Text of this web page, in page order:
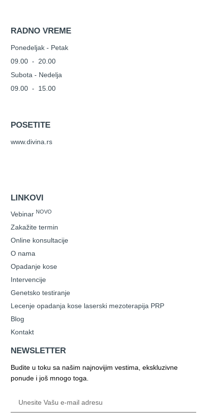
RADNO VREME
Ponedeljak - Petak
09.00 - 20.00
Subota - Nedelja
09.00 - 15.00
POSETITE
www.divina.rs
LINKOVI
Vebinar NOVO
Zakažite termin
Online konsultacije
O nama
Opadanje kose
Intervencije
Genetsko testiranje
Lecenje opadanja kose laserski mezoterapija PRP
Blog
Kontakt
NEWSLETTER
Budite u toku sa našim najnovijim vestima, ekskluzivne
ponude i još mnogo toga.